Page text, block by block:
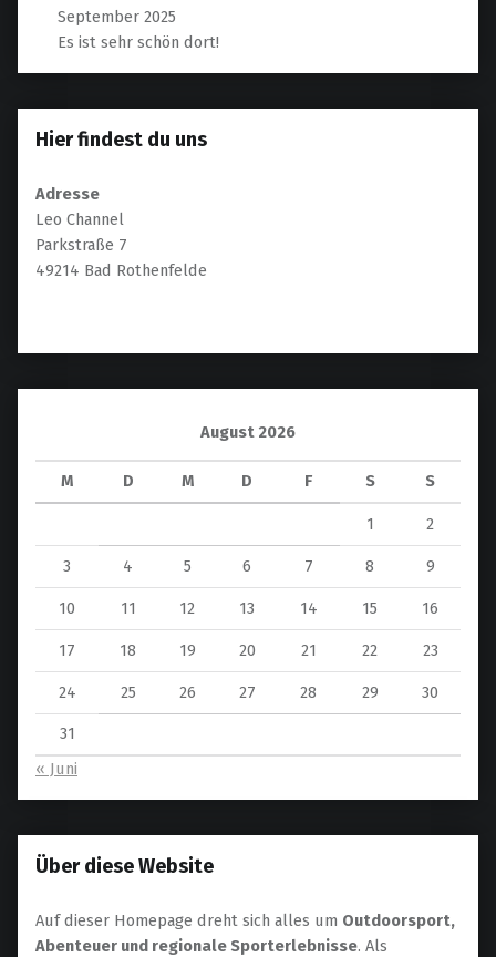
September 2025
Es ist sehr schön dort!
Hier findest du uns
Adresse
Leo Channel
Parkstraße 7
49214 Bad Rothenfelde
August 2026
M D M D F S S
1 2
3 4 5 6 7 8 9
10 11 12 13 14 15 16
17 18 19 20 21 22 23
24 25 26 27 28 29 30
31
« Juni
Über diese Website
Auf dieser Homepage dreht sich alles um Outdoorsport,
Abenteuer und regionale Sporterlebnisse. Als